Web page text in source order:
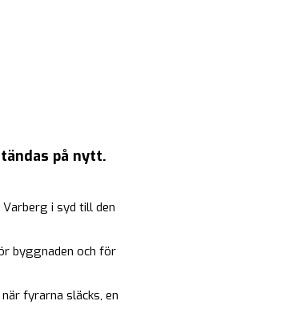
på nytt.
i syd till den
byggnaden och för
fyrarna släcks, en